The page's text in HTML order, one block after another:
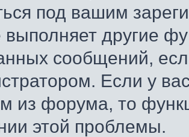
под вашим
выполняет другие
сообщений,
Если у
из форума, то
этой проблемы.